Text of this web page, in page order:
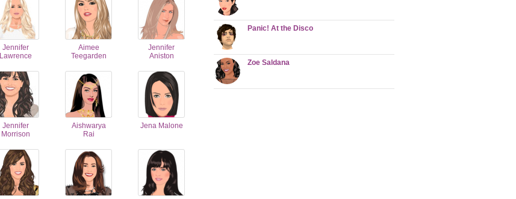
Jennifer
Lawrence
Aimee
Teegarden
Jennifer
Aniston
Jennifer
Morrison
Aishwarya
Rai
Jena Malone
Panic! At the Disco
Zoe Saldana